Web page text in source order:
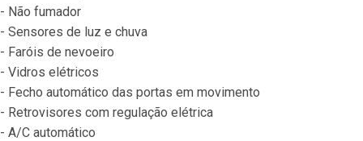
- Não fumador
- Sensores de luz e chuva
- Faróis de nevoeiro
- Vidros elétricos
- Fecho automático das portas em movimento
- Retrovisores com regulação elétrica
- A/C automático